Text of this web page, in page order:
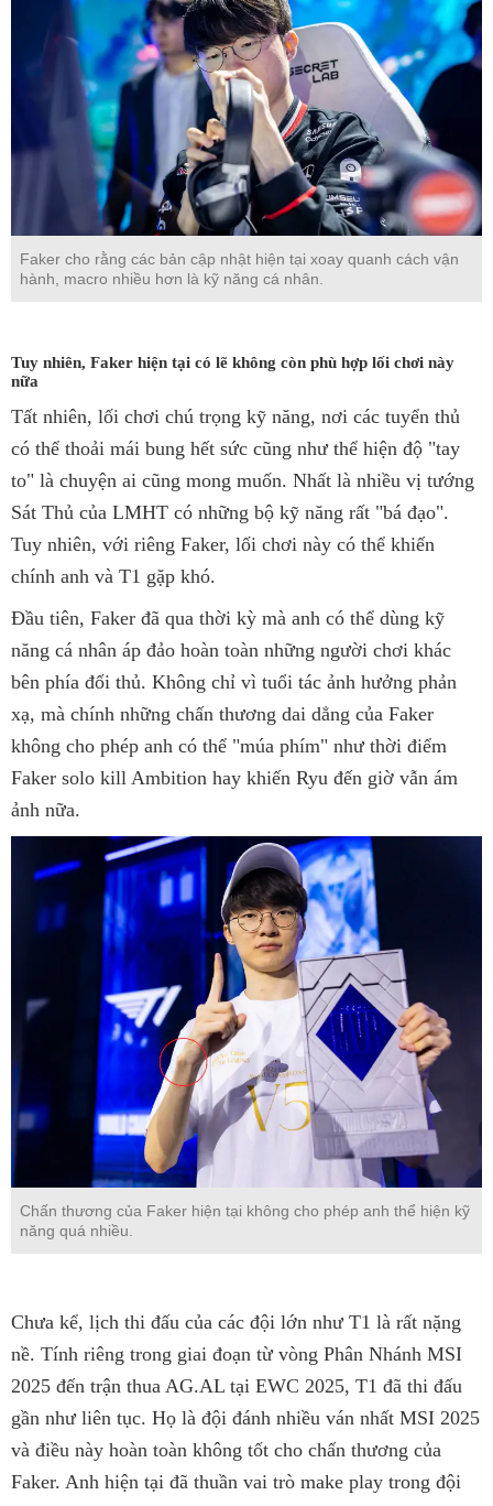
Faker cho rằng các bản cập nhật hiện tại xoay quanh cách vận
hành, macro nhiều hơn là kỹ năng cá nhân.
Tuy nhiên, Faker hiện tại có lẽ không còn phù hợp lối chơi này
nữa
Tất nhiên, lối chơi chú trọng kỹ năng, nơi các tuyển thủ
có thể thoải mái bung hết sức cũng như thể hiện độ "tay
to" là chuyện ai cũng mong muốn. Nhất là nhiều vị tướng
Sát Thủ của LMHT có những bộ kỹ năng rất "bá đạo".
Tuy nhiên, với riêng Faker, lối chơi này có thể khiến
chính anh và T1 gặp khó.
Đầu tiên, Faker đã qua thời kỳ mà anh có thể dùng kỹ
năng cá nhân áp đảo hoàn toàn những người chơi khác
bên phía đối thủ. Không chỉ vì tuổi tác ảnh hưởng phản
xạ, mà chính những chấn thương dai dẳng của Faker
không cho phép anh có thể "múa phím" như thời điểm
Faker solo kill Ambition hay khiến Ryu đến giờ vẫn ám
ảnh nữa.
Chấn thương của Faker hiện tại không cho phép anh thể hiện kỹ
năng quá nhiều.
Chưa kể, lịch thi đấu của các đội lớn như T1 là rất nặng
nề. Tính riêng trong giai đoạn từ vòng Phân Nhánh MSI
2025 đến trận thua AG.AL tại EWC 2025, T1 đã thi đấu
gần như liên tục. Họ là đội đánh nhiều ván nhất MSI 2025
và điều này hoàn toàn không tốt cho chấn thương của
Faker. Anh hiện tại đã thuần vai trò make play trong đội